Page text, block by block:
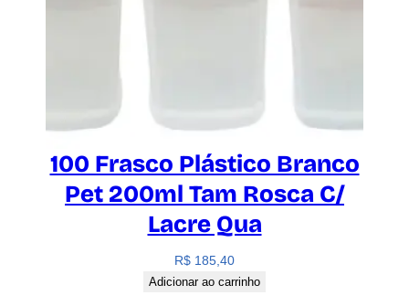
100 Frasco Plástico Branco
Pet 200ml Tam Rosca C/
Lacre Qua
R$ 185,40
Adicionar ao carrinho